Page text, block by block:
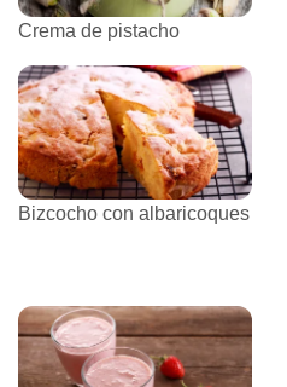
Crema de pistacho
Bizcocho con albaricoques